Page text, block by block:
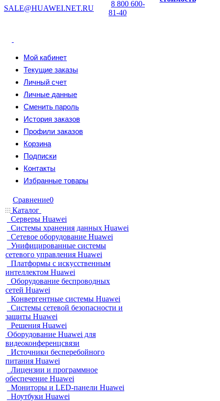
SALE@HUAWEI.NET.RU
8 800 600-
81-40
Мой кабинет
Текущие заказы
Личный счет
Личные данные
Сменить пароль
История заказов
Профили заказов
Корзина
Подписки
Контакты
Избранные товары
Сравнение0
Каталог
Серверы Huawei
Системы хранения данных Huawei
Сетевое оборудование Huawei
Унифицированные системы
сетевого управления Huawei
Платформы с искусственным
интеллектом Huawei
Оборудование беспроводных
сетей Huawei
Конвергентные системы Huawei
Системы сетевой безопасности и
защиты Huawei
Решения Huawei
Оборудование Huawei для
видеоконференцсвязи
Источники бесперебойного
питания Huawei
Лицензии и программное
обеспечение Huawei
Мониторы и LED-панели Huawei
Ноутбуки Huawei